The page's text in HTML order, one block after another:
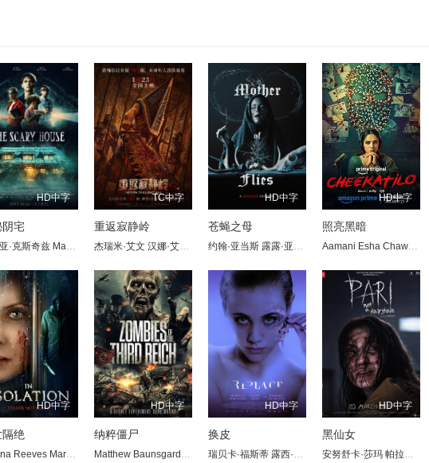
·里奥 德薇埃尔·约翰逊 邦妮·迪肖恩 布雷特·贝德罗西安 托尼·杜佩 杰西卡·克鲁兹 米歇尔·L·皮特斯
HD中字
阴宅
·克斯奇兹 Marii Weichsler 迈克尔·品克 Leon Orlandianyi Inge Maux Finn Reiter Benno Rosskopf
TC中字
重返寂静岭
杰瑞米·艾文 汉娜·艾米莉·安德森 艾维·坦普尔顿 罗伯特·斯特兰奇 皮尔斯·伊根
HD中字
苍蝇之母
约翰·亚当斯 露露·亚当斯 泽尔达·亚当斯 托碧·波塞尔
HD中字
照亮黑暗
Aamani Esha Chawla
Kilishbek Kasimbekov Asan Mazhit
HD中字
绝
Reeves Maria Abramova
HD中字
纳粹僵尸
达米安·罗扎内克 Ellis J. Wells Richard Kovacs Zach
HD中字
换皮
瑞贝卡·福斯蒂 露西·阿伦 芭芭拉·克兰普顿 Sean
HD中字
黑仙女
安努舒卡·莎玛 帕拉姆巴拉塔·查特吉